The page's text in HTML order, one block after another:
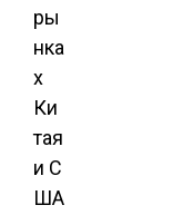
ры
нка
х
Ки
тая
и С
ША